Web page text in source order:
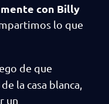
con Billy
lo que
de que
la casa blanca,
un